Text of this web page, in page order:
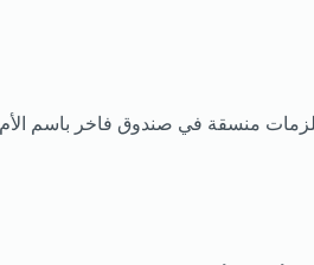
منسقة في صندوق فاخر باسم الأم